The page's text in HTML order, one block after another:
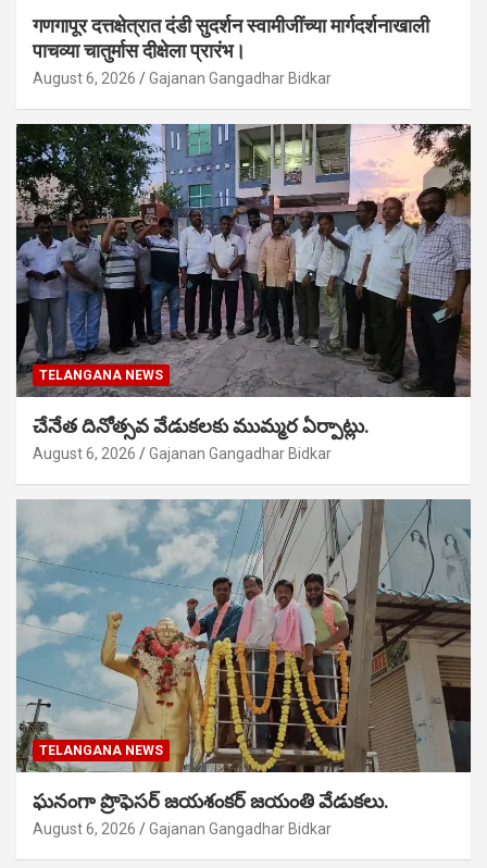
गणगापूर दत्तक्षेत्रात दंडी सुदर्शन स्वामीजींच्या मार्गदर्शनाखाली
पाचव्या चातुर्मास दीक्षेला प्रारंभ।
August 6, 2026 Gajanan Gangadhar Bidkar
TELANGANA NEWS
చేనేత దినోత్సవ వేడుకలకు ముమ్మర ఏర్పాట్లు.
August 6, 2026 Gajanan Gangadhar Bidkar
TELANGANA NEWS
ఘనంగా ప్రొఫెసర్ జయశంకర్ జయంతి వేడుకలు.
August 6, 2026 Gajanan Gangadhar Bidkar